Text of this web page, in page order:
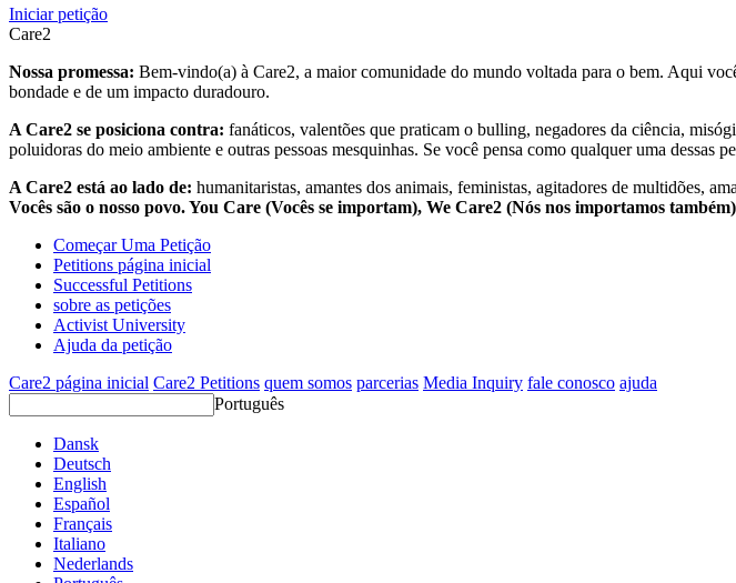
Iniciar petição
Care2
Nossa promessa: Bem-vindo(a) à Care2, a maior comunidade do mundo voltada para o bem. Aqui
bondade e de um impacto duradouro.
A Care2 se posiciona contra: fanáticos, valentões que praticam o bulling, negadores da ciência,
poluidoras do meio ambiente e outras pessoas mesquinhas. Se você pensa como qualquer uma dessas
A Care2 está ao lado de: humanitaristas, amantes dos animais, feministas, agitadores de multidões,
Vocês são o nosso povo. You Care (Vocês se importam), We Care2 (Nós nos importamos
Começar Uma Petição
Petitions página inicial
Successful Petitions
sobre as petições
Activist University
Ajuda da petição
Care2 página inicial Care2 Petitions quem somos parcerias Media Inquiry fale conosco ajuda
Português
Dansk
Deutsch
English
Español
Français
Italiano
Nederlands